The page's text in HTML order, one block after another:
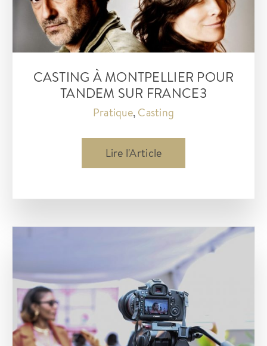
talents
CASTING À MONTPELLIER POUR
TANDEM SUR FRANCE3
Pratique, Casting
Casting
à
Tandem
Lire l'Article